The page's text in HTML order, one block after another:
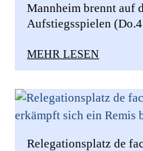
Mannheim brennt auf
Aufstiegsspielen
MEHR LESEN
Relegationsplatz de